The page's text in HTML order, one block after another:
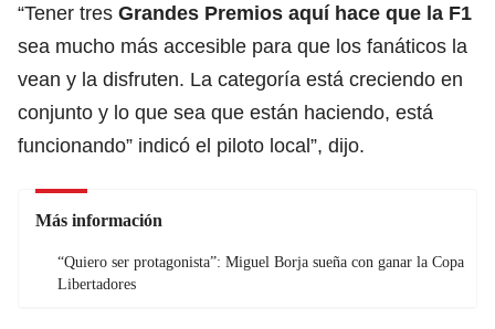
“Tener tres Grandes Premios aquí hace que la F1
sea mucho más accesible para que los fanáticos la
vean y la disfruten. La categoría está creciendo en
conjunto y lo que sea que están haciendo, está
funcionando” indicó el piloto local”, dijo.
Más información
“Quiero ser protagonista”: Miguel Borja sueña con ganar la Copa
Libertadores